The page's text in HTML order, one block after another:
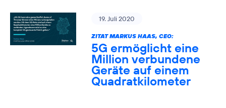
19. Juli 2020
ZITAT MARKUS HAAS, CEO:
5G ermöglicht eine
Million verbundene
Geräte auf einem
Quadratkilometer